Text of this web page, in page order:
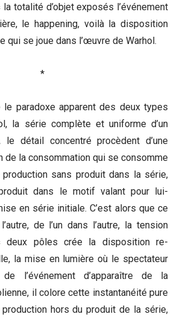
totalité d’objet exposés l’événement
le happening, voilà la disposition
qui se joue dans l’œuvre de Warhol.
*
le paradoxe apparent des deux types
la série complète et uniforme d’un
le détail concentré procèdent d’une
de la consommation qui se consomme
sans produit dans la série,
dans le motif valant pour lui-
en série initiale. C’est alors que ce
de l’un dans l’autre, la tension
deux pôles crée la disposition re-
la mise en lumière où le spectateur
l’événement d’apparaître de la
il colore cette instantanéité pure
production hors du produit de la série,